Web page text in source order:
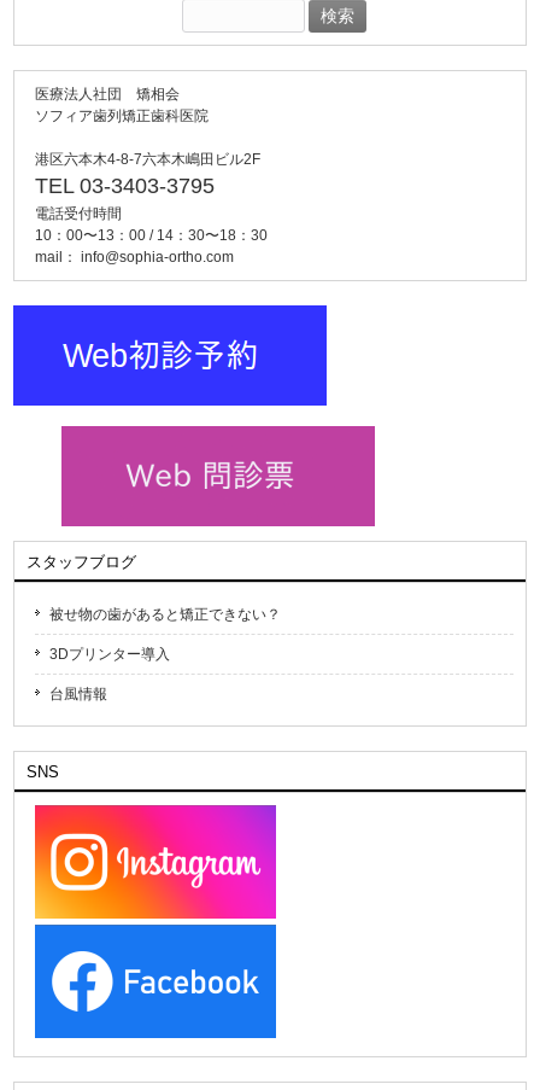
索:
医療法人社団 矯相会
ソフィア歯列矯正歯科医院
港区六本木4-8-7六本木嶋田ビル2F
TEL 03-3403-3795
電話受付時間
10：00〜13：00 / 14：30〜18：30
mail：info@sophia-ortho.com
スタッフブログ
被せ物の歯があると矯正できない？
3Dプリンター導入
台風情報
SNS